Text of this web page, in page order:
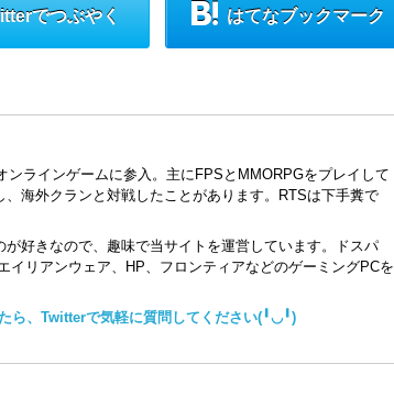
でつぶやく はてなブックマーク
ンラインゲームに参入。主にFPSとMMORPGをプレイして
海外クランと対戦したことがあります。RTSは下手糞で
好きなので、趣味で当サイトを運営しています。ドスパ
イリアンウェア、HP、フロンティアなどのゲーミングPCを
ら、Twitterで気軽に質問してください(╹◡╹)